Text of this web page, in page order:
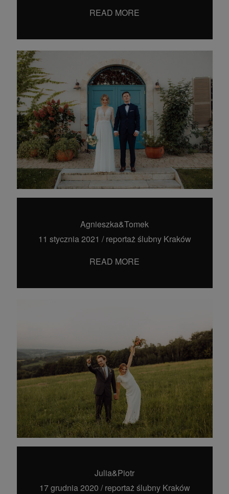
READ MORE
Agnieszka&Tomek
11 stycznia 2021 /reportaż ślubny Kraków
READ MORE
Julia&Piotr
17 grudnia 2020 /reportaż ślubny Kraków